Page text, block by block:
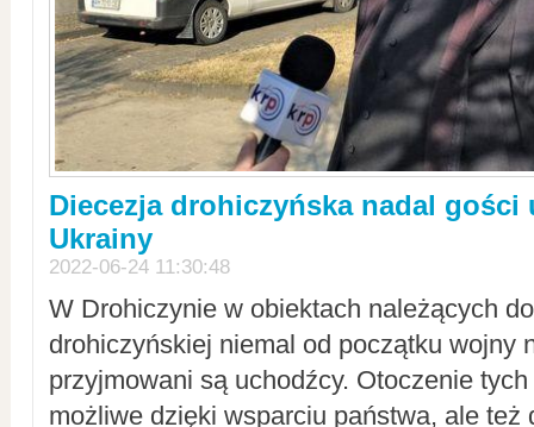
Diecezja drohiczyńska nadal gości
Ukrainy
2022-06-24 11:30:48
W Drohiczynie w obiektach należących
drohiczyńskiej niemal od początku wojny
przyjmowani są uchodźcy. Otoczenie
możliwe dzięki wsparciu państwa, ale też